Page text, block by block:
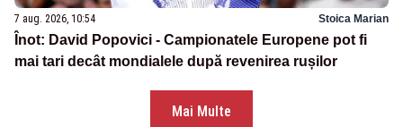
7 aug. 2026, 10:54 Stoica Marian
Înot: David Popovici - Campionatele Europene pot fi
mai tari decât mondialele după revenirea rușilor
Mai Multe